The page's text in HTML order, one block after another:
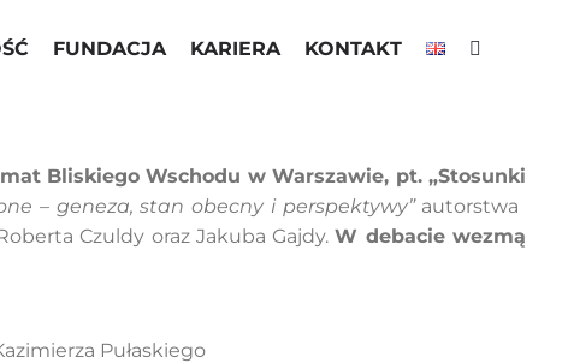
FUNDACJA KARIERA KONTAKT
Bliskiego Wschodu w Warszawie, pt. „Stosunki
– geneza, stan obecny i perspektywy” autorstwa
Czuldy oraz Jakuba Gajdy.W debacie wezmą
Pułaskiego